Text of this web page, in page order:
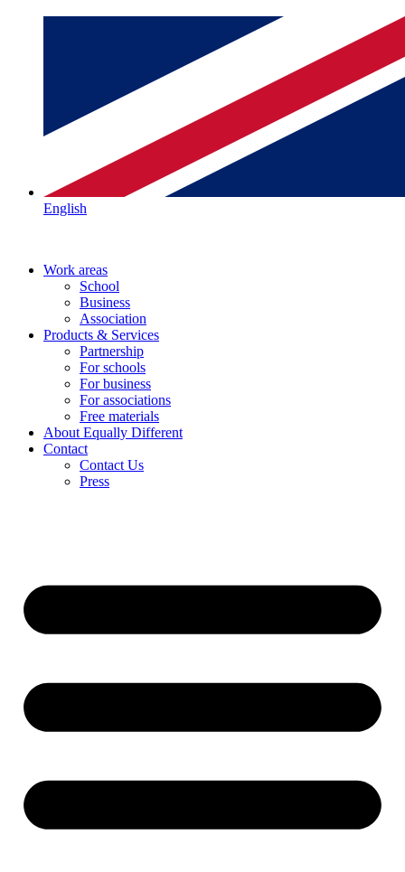
English
Work areas
School
Business
Association
Products & Services
Partnership
For schools
For business
For associations
Free materials
About Equally Different
Contact
Contact Us
Press